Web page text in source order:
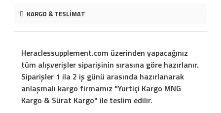
KARGO & TESLIMAT
Heraclessupplement.com üzerinden yapacağınız
tüm alışverişler siparişinin sırasına göre hazırlanır.
Siparişler 1 ila 2 iş günü arasında hazırlanarak
anlaşmalı kargo firmamız "Yurtiçi Kargo MNG
Kargo & Sürat Kargo" ile teslim edilir.